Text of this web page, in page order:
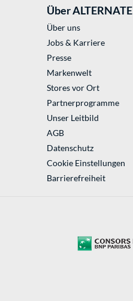
Über ALTERNATE
Über uns
Jobs & Karriere
Presse
Markenwelt
Stores vor Ort
Partnerprogramme
Unser Leitbild
AGB
Datenschutz
Cookie Einstellungen
Barrierefreiheit